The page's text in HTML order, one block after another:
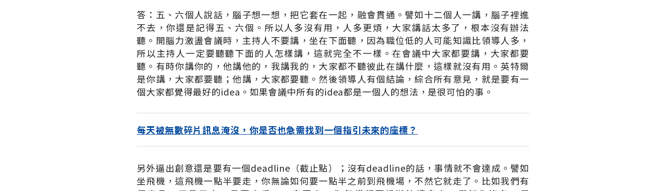
答：五、六個人說話，腦子想一想，把它套在一起，融會貫通。譬如十二個人一講，腦子裡進
不去，你還是記得五、六個。所以人多沒有用，人多更煩，大家講話太多了，根本沒有辦法
聽。開腦力激盪會議時，主持人不要講，坐在下面聽，因為職位低的人可能知識比領導人多，
所以主持人一定要聽聽下面的人怎樣講，這就完全不一樣。在會議中大家都要講，大家都要
聽。有時你講你的，他講他的，我講我的，大家都不聽彼此在講什麼，這樣就沒有用。英特爾
是你講，大家都要聽；他講，大家都要聽。然後領導人有個結論，綜合所有意見，就是要有一
個大家都覺得最好的idea。如果會議中所有的idea都是一個人的想法，是很可怕的事。
每天被無數碎片訊息淹沒，你是否也急需找到一個指引未來的座標？
另外逼出創意還是要有一個deadline（截止點）；沒有deadline的話，事情就不會達成。譬如
坐飛機，這飛機一點半要走，你無論如何要一點半之前到飛機場，不然它就走了。比如我們有